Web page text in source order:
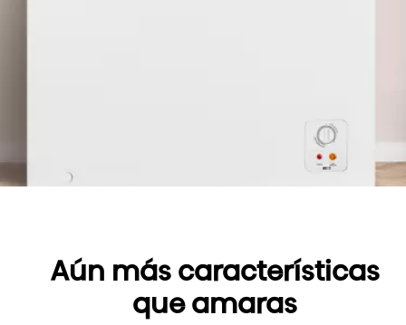
Aún más características
que amaras